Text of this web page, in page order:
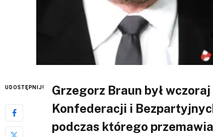
UDOSTĘPNIJ!
Grzegorz Braun był
Konfederacji i
podczas którego